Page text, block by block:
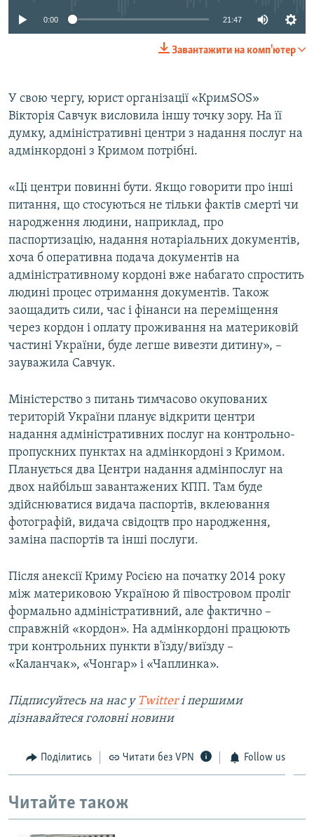
0:00 21:47
Завантажити на комп'ютер
У свою чергу, юрист організації «КримSOS»
Вікторія Савчук висловила іншу точку зору. На її
думку, адміністративні центри з надання послуг на
адмінкордоні з Кримом потрібні.
«Ці центри повинні бути. Якщо говорити про інші
питання, що стосуються не тільки фактів смерті чи
народження людини, наприклад, про
паспортизацію, надання нотаріальних документів,
хоча б оперативна подача документів на
адміністративному кордоні вже набагато спростить
людині процес отримання документів. Також
заощадить сили, час і фінанси на переміщення
через кордон і оплату проживання на материковій
частині України, буде легше вивезти дитину», –
зауважила Савчук.
Міністерство з питань тимчасово окупованих
територій України планує відкрити центри
надання адміністративних послуг на контрольно-
пропускних пунктах на адмінкордоні з Кримом.
Планується два Центри надання адмінпослуг на
двох найбільш завантажених КПП. Там буде
здійснюватися видача паспортів, вклеювання
фотографій, видача свідоцтв про народження,
заміна паспортів та інші послуги.
Після анексії Криму Росією на початку 2014 року
між материковою Україною й півостровом проліг
формально адміністративний, але фактично –
справжній «кордон». На адмінкордоні працюють
три контрольних пункти в'їзду/виїзду –
«Каланчак», «Чонгар» і «Чаплинка».
Підписуйтесь на наc у Twitterі першими
дізнавайтеся головні новини
Поділитись Читати без VPN Follow us
Читайте також